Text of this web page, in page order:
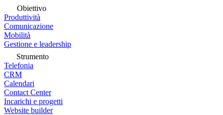
Obiettivo
Produttività
Comunicazione
Mobilità
Gestione e leadership
Strumento
Telefonia
CRM
Calendari
Contact Center
Incarichi e progetti
Website builder